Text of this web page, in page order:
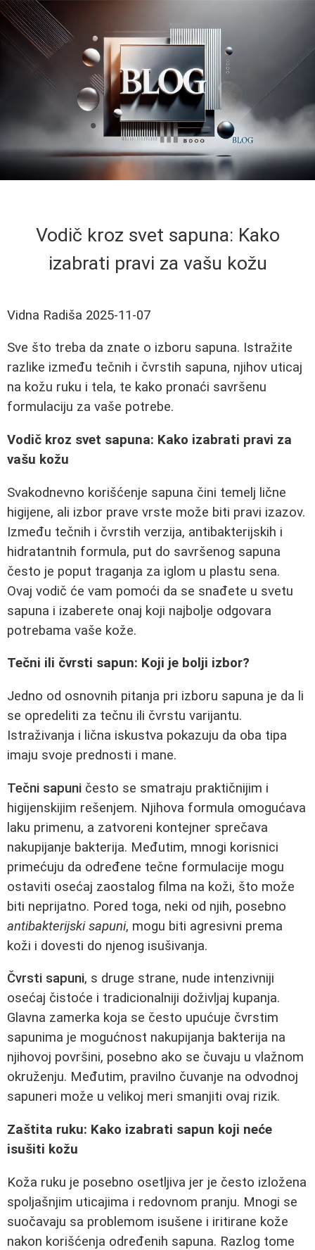
Vodič kroz svet sapuna: Kako
izabrati pravi za vašu kožu
Vidna Radiša 2025-11-07
Sve što treba da znate o izboru sapuna. Istražite
razlike između tečnih i čvrstih sapuna, njihov uticaj
na kožu ruku i tela, te kako pronaći savršenu
formulaciju za vaše potrebe.
Vodič kroz svet sapuna: Kako izabrati pravi za
vašu kožu
Svakodnevno korišćenje sapuna čini temelj lične
higijene, ali izbor prave vrste može biti pravi izazov.
Između tečnih i čvrstih verzija, antibakterijskih i
hidratantnih formula, put do savršenog sapuna
često je poput traganja za iglom u plastu sena.
Ovaj vodič će vam pomoći da se snađete u svetu
sapuna i izaberete onaj koji najbolje odgovara
potrebama vaše kože.
Tečni ili čvrsti sapun: Koji je bolji izbor?
Jedno od osnovnih pitanja pri izboru sapuna je da li
se opredeliti za tečnu ili čvrstu varijantu.
Istraživanja i lična iskustva pokazuju da oba tipa
imaju svoje prednosti i mane.
Tečni sapuni često se smatraju praktičnijim i
higijenskijim rešenjem. Njihova formula omogućava
laku primenu, a zatvoreni kontejner sprečava
nakupijanje bakterija. Međutim, mnogi korisnici
primećuju da određene tečne formulacije mogu
ostaviti osećaj zaostalog filma na koži, što može
biti neprijatno. Pored toga, neki od njih, posebno
antibakterijski sapuni, mogu biti agresivni prema
koži i dovesti do njenog isušivanja.
Čvrsti sapuni, s druge strane, nude intenzivniji
osećaj čistoće i tradicionalniji doživljaj kupanja.
Glavna zamerka koja se često upućuje čvrstim
sapunima je mogućnost nakupijanja bakterija na
njihovoj površini, posebno ako se čuvaju u vlažnom
okruženju. Međutim, pravilno čuvanje na odvodnoj
sapuneri može u velikoj meri smanjiti ovaj rizik.
Zaštita ruku: Kako izabrati sapun koji neće
isušiti kožu
Koža ruku je posebno osetljiva jer je često izložena
spoljašnjim uticajima i redovnom pranju. Mnogi se
suočavaju sa problemom isušene i iritirane kože
nakon korišćenja određenih sapuna. Razlog tome